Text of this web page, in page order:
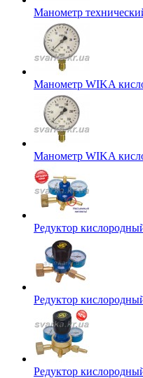
Манометр
Манометр WIKA
Манометр WIKA
Редуктор
Редуктор
Редуктор